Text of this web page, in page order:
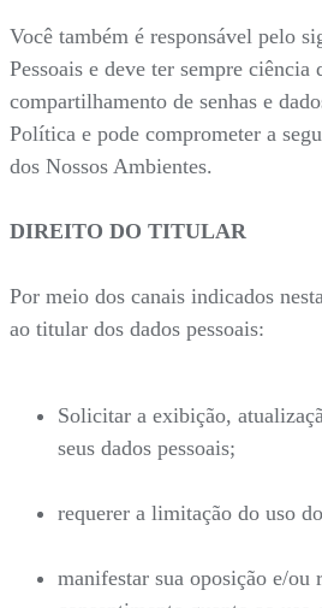
Você também é responsável pelo
Pessoais e deve ter sempre ciência
compartilhamento de senhas e
Política e pode comprometer a
dos Nossos Ambientes.
DIREITO DO TITULAR
Por meio dos canais indicados
ao titular dos dados pessoais:
Solicitar a exibição,
seus dados pessoais;
requerer a limitação do uso
manifestar sua oposição e/ou